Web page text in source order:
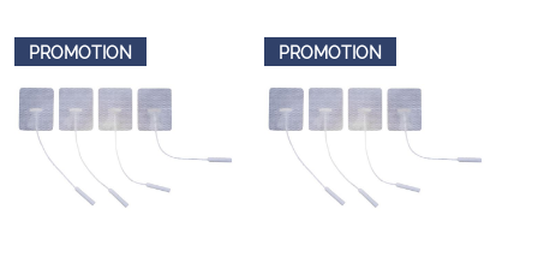
PROMOTION PROMOTION